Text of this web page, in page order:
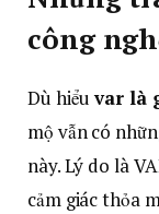
công
Dù hiểuvar là
mộ vẫn có
này. Lý do là
cảm giác thỏa